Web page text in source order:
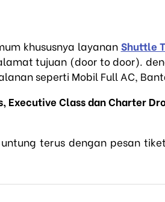
khususnya layanan Shuttle
tujuan (door to door).
seperti Mobil Full AC,
Executive Class dan Charter
terus dengan pesan